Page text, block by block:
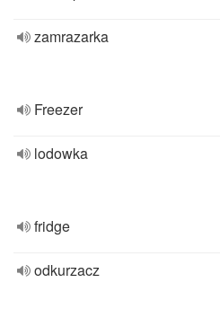
zamrazarka
Freezer
lodowka
fridge
odkurzacz